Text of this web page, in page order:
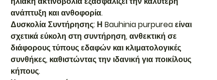
ανάπτυξη και ανθοφορία.
Δυσκολία Συντήρησης: Η Bauhinia purpurea είναι
σχετικά εύκολη στη συντήρηση, ανθεκτική σε
διάφορους τύπους εδαφών και κλιματολογικές
συνθήκες, καθιστώντας την ιδανική για ποικίλους
κήπους.